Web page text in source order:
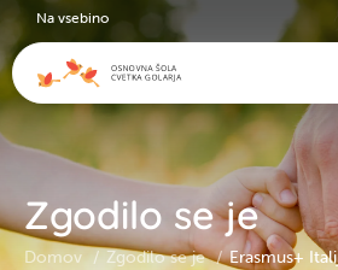
Zgodilo se je
Domov Zgodilo se je Erasmus+
Na vsebino